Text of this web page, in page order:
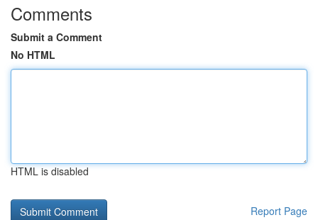
Comments
Submit a Comment
No HTML
HTML is disabled
Report Page